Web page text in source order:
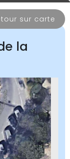
sur carte
la